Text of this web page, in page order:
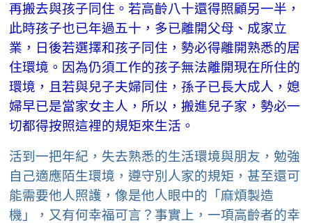
再搬去與孩子同住。若高齡八十還得照顧另一半，
此時孩子也已年過五十，多已離開父母、成家立
業，日後若選擇和孩子同住，勢必得離開熟悉的居
住環境。因為仍須工作的孩子無法離開現在所住的
環境，且若與兒子夫婦同住，孫子已長大成人，媳
婦早已是當家女主人，所以，搬進兒子家，勢必一
切都得按照這裡的規矩來生活。
活到一把年紀，失去熟悉的生活環境與朋友，勉強
自己適應陌生環境，遵守別人家的規矩，甚至還可
能需要他人照護，像是他人眼中的「麻煩製造
機」，又有何幸福可言？事實上，一項高齡者的幸